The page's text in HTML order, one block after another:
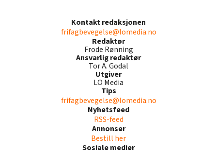
Kontakt redaksjonen
frifagbevegelse@lomedia.no
Redaktør
Frode Rønning
Ansvarlig redaktør
Tor A. Godal
Utgiver
LO Media
Tips
frifagbevegelse@lomedia.no
Nyhetsfeed
RSS-feed
Annonser
Bestill her
Sosiale medier